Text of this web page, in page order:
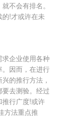
不会有排名。
!才或许在未
企业使用各种
因而，在进行
的推行方法，
去测验。经过
行广度!或许
方法重点推